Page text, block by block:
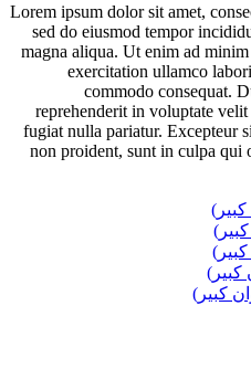
Lorem ipsum dolor sit amet,
sed do eiusmod tempor
magna aliqua. Ut enim ad
exercitation ullamco
commodo consequat.
reprehenderit in voluptate
fugiat nulla pariatur. Excepteur
non proident, sunt in culpa qui
كبير)
كبير)
كبير)
كبير)
كبير)